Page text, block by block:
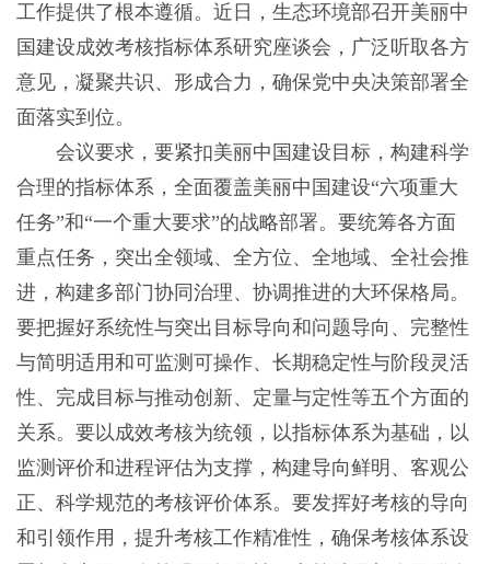
工作提供了根本遵循。近日，生态环境部召开美丽中
国建设成效考核指标体系研究座谈会，广泛听取各方
意见，凝聚共识、形成合力，确保党中央决策部署全
面落实到位。
会议要求，要紧扣美丽中国建设目标，构建科学
合理的指标体系，全面覆盖美丽中国建设“六项重大
任务”和“一个重大要求”的战略部署。要统筹各方面
重点任务，突出全领域、全方位、全地域、全社会推
进，构建多部门协同治理、协调推进的大环保格局。
要把握好系统性与突出目标导向和问题导向、完整性
与简明适用和可监测可操作、长期稳定性与阶段灵活
性、完成目标与推动创新、定量与定性等五个方面的
关系。要以成效考核为统领，以指标体系为基础，以
监测评价和进程评估为支撑，构建导向鲜明、客观公
正、科学规范的考核评价体系。要发挥好考核的导向
和引领作用，提升考核工作精准性，确保考核体系设